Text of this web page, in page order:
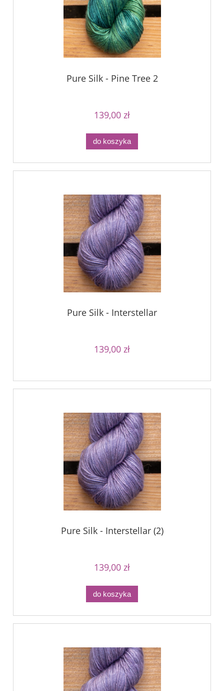
Pure Silk - Pine Tree 2
139,00 zł
do koszyka
Pure Silk - Interstellar
139,00 zł
Pure Silk - Interstellar (2)
139,00 zł
do koszyka